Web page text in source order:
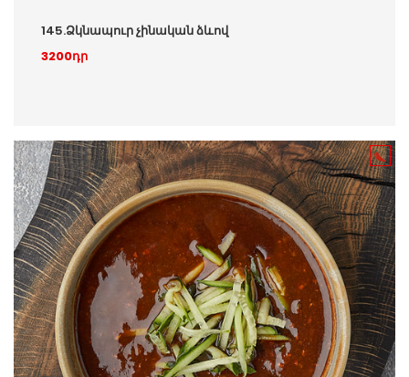
145.Ձկնապուր չինական ձևով
3200դր